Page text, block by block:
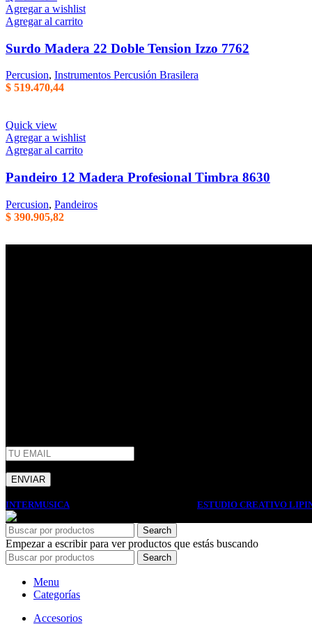
Agregar a wishlist
Agregar al carrito
Surdo Madera 22 Doble Tension Izzo 7762
Percusion, Instrumentos Percusión Brasilera
$ 519.470,44
Quick view
Agregar a wishlist
Agregar al carrito
Pandeiro 12 Madera Profesional Timbra 8630
Percusion, Pandeiros
$ 390.905,82
INTERMUSICA ESTUDIO CREATIVO
Search
Empezar a escribir para ver productos que estás buscando
Search
Menu
Categorías
Accesorios